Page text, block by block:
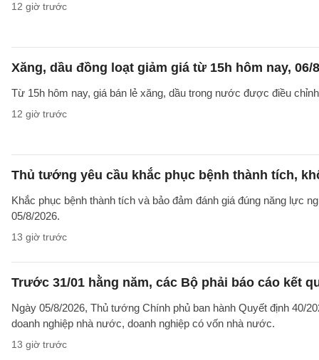
12 giờ trước
Xăng, dầu đồng loạt giảm giá từ 15h hôm nay, 06/
Từ 15h hôm nay, giá bán lẻ xăng, dầu trong nước được điều
12 giờ trước
Thủ tướng yêu cầu khắc phục bệnh thành tích,
Khắc phục bệnh thành tích và bảo đảm đánh giá đúng năng lực
05/8/2026.
13 giờ trước
Trước 31/01 hằng năm, các Bộ phải báo cáo kết
Ngày 05/8/2026, Thủ tướng Chính phủ ban hành Quyết định 40/
doanh nghiệp nhà nước, doanh nghiệp có vốn nhà nước.
13 giờ trước